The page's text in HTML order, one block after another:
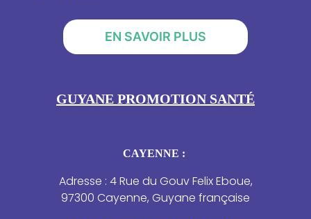
EN SAVOIR PLUS
GUYANE PROMOTION SANTÉ
CAYENNE :
Adresse : 4 Rue du Gouv Felix Eboue,
97300 Cayenne, Guyane française